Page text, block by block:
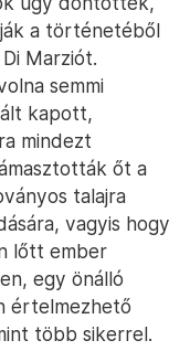
a történetéből
Marziót.
semmi
kapott,
mindezt
őt a
talajra
vagyis hogy
lőtt ember
egy önálló
értelmezhető
több sikerrel.